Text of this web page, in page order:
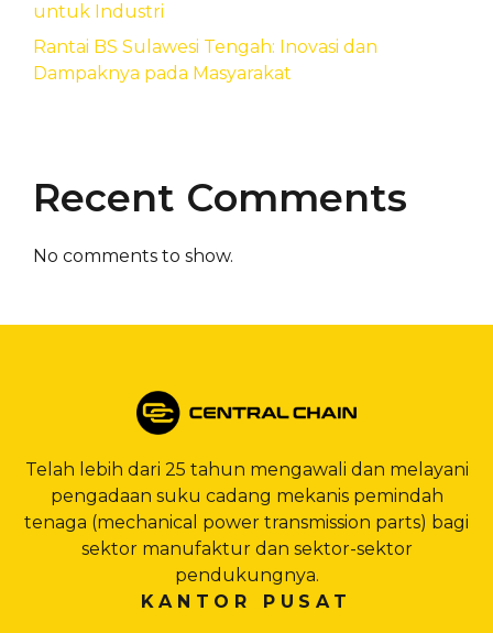
untuk Industri
Rantai BS Sulawesi Tengah: Inovasi dan
Dampaknya pada Masyarakat
Recent Comments
No comments to show.
Telah lebih dari 25 tahun mengawali dan melayani
pengadaan suku cadang mekanis pemindah
tenaga (mechanical power transmission parts) bagi
sektor manufaktur dan sektor-sektor
pendukungnya.
KANTOR PUSAT